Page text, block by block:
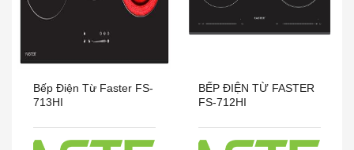
Bếp Điện Từ Faster FS-
713HI
BẾP ĐIỆN TỪ FASTER
FS-712HI